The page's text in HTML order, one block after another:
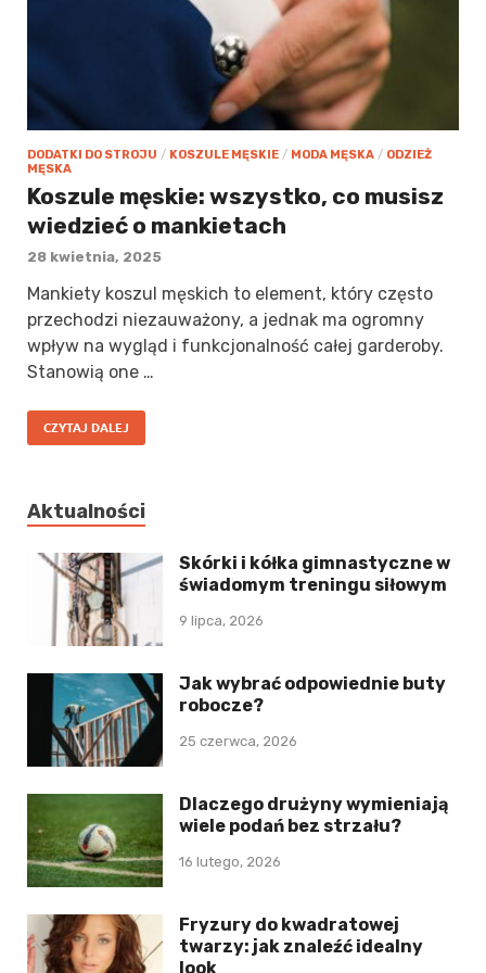
DODATKI DO STROJU / KOSZULE MĘSKIE / MODA MĘSKA / ODZIEŻ
MĘSKA
Koszule męskie: wszystko, co musisz
wiedzieć o mankietach
28 kwietnia, 2025
Mankiety koszul męskich to element, który często
przechodzi niezauważony, a jednak ma ogromny
wpływ na wygląd i funkcjonalność całej garderoby.
Stanowią one …
CZYTAJ DALEJ
Aktualności
Skórki i kółka gimnastyczne w
świadomym treningu siłowym
9 lipca, 2026
Jak wybrać odpowiednie buty
robocze?
25 czerwca, 2026
Dlaczego drużyny wymieniają
wiele podań bez strzału?
16 lutego, 2026
Fryzury do kwadratowej
twarzy: jak znaleźć idealny
look